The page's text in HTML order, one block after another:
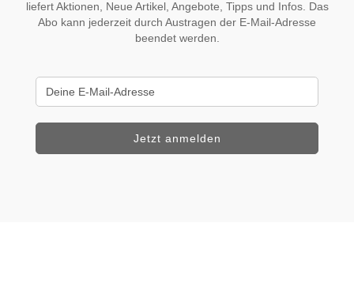
liefert Aktionen, Neue Artikel, Angebote, Tipps und Infos. Das
Abo kann jederzeit durch Austragen der E-Mail-Adresse
beendet werden.